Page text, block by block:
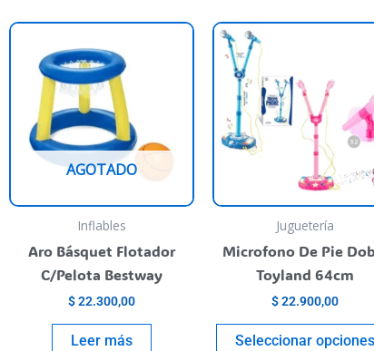
AGOTADO
Inflables
Aro Básquet Flotador
C/Pelota Bestway
$22.300,00
Leer más
Juguetería
Microfono De Pie
Toyland 64cm
$22.900,00
Seleccionar opciones